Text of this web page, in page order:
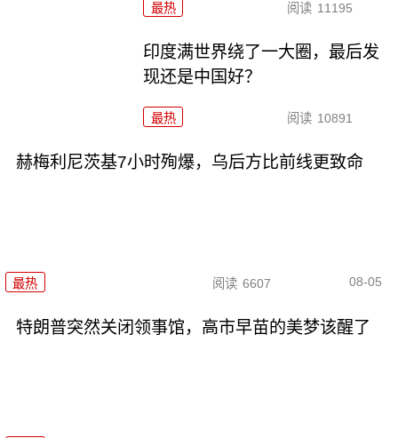
最热 阅读 11195
印度满世界绕了一大圈，最后发
现还是中国好？
最热 阅读 10891
赫梅利尼茨基7小时殉爆，乌后方比前线更致命
最热 阅读 6607 08-05
特朗普突然关闭领事馆，高市早苗的美梦该醒了